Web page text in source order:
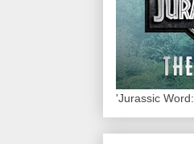
'Jurassic